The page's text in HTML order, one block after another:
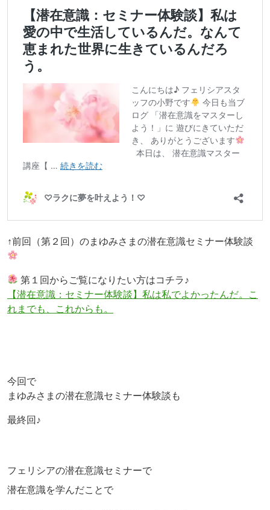
↑前回（第２回）のまゆみさまの潜在意識セミナー体験談
第１回からご覧になりたい方はコチラ♪
【潜在意識：セミナー体験談】私は私でよかったんだ。こ
れまでも、これからも。
今回で
まゆみさまの潜在意識セミナー体験談も
最終回♪
フェリシアの潜在意識セミナーで
潜在意識を学んだことで